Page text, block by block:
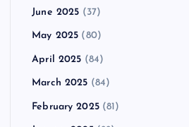
June 2025 (37)
May 2025 (80)
April 2025 (84)
March 2025 (84)
February 2025(81)